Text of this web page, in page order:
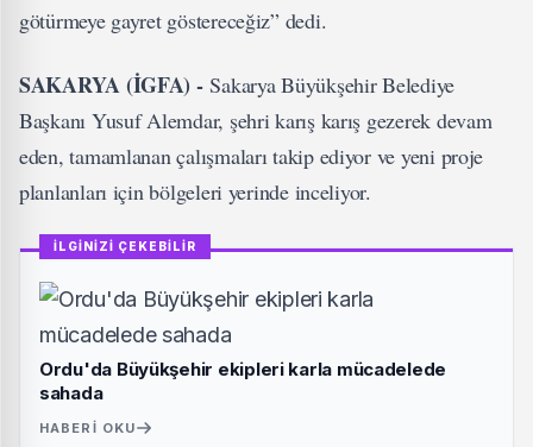
götürmeye gayret göstereceğiz” dedi.
SAKARYA (İGFA) -Sakarya Büyükşehir Belediye
Başkanı Yusuf Alemdar, şehri karış karış gezerek devam
eden, tamamlanan çalışmaları takip ediyor ve yeni proje
planlanları için bölgeleri yerinde inceliyor.
İLGİNİZİ ÇEKEBİLİR
Ordu'da Büyükşehir ekipleri karla mücadelede
sahada
HABERI OKU